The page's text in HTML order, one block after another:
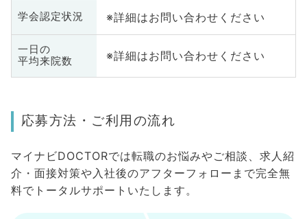
学会認定状況 ※詳細はお問い合わせください
一日の
平均来院数
※詳細はお問い合わせください
応募方法・ご利用の流れ
マイナビDOCTORでは転職のお悩みやご相談、求人紹
介・面接対策や入社後のアフターフォローまで完全無
料でトータルサポートいたします。